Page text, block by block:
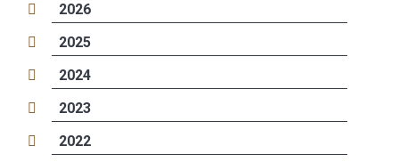
2026
2025
2024
2023
2022